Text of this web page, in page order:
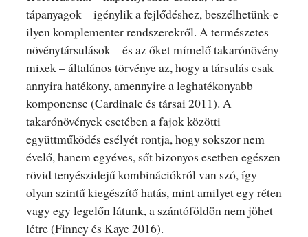
tápanyagok – igénylik a fejlődéshez, beszélhetünk-e
ilyen komplementer rendszerekről. A természetes
növénytársulások – és az őket mímelő takarónövény
mixek – általános törvénye az, hogy a társulás csak
annyira hatékony, amennyire a leghatékonyabb
komponense (Cardinale és társai 2011). A
takarónövények esetében a fajok közötti
együttműködés esélyét rontja, hogy sokszor nem
évelő, hanem egyéves, sőt bizonyos esetben egészen
rövid tenyészidejű kombinációkról van szó, így
olyan szintű kiegészítő hatás, mint amilyet egy réten
vagy egy legelőn látunk, a szántóföldön nem jöhet
létre (Finney és Kaye 2016).